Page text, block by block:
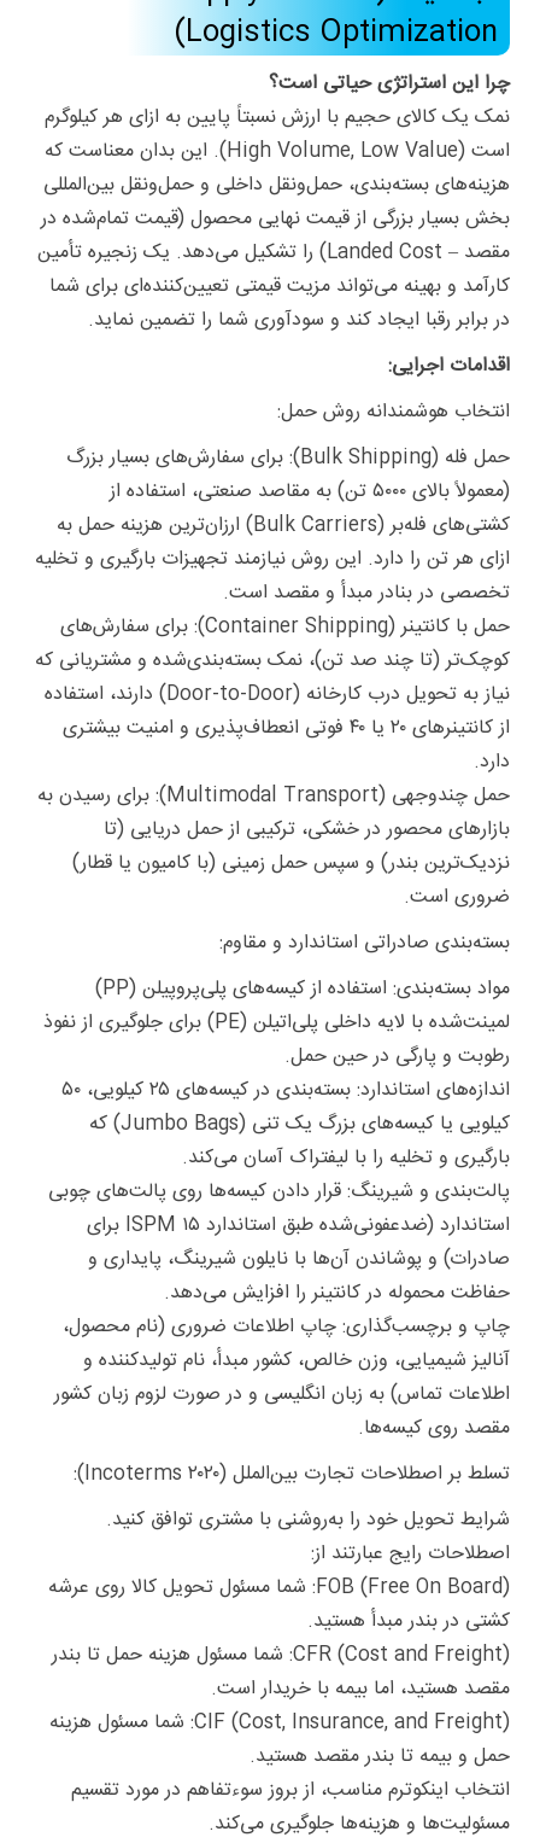
Logistics Optimization)
چرا این استراتژی حیاتی است؟
نمک یک کالای حجیم با ارزش نسبتاً پایین به ازای هر کیلوگرم
است (High Volume, Low Value). این بدان معناست که
هزینه‌های بسته‌بندی، حمل‌ونقل داخلی و حمل‌ونقل بین‌المللی
بخش بسیار بزرگی از قیمت نهایی محصول (قیمت تمام‌شده در
مقصد – Landed Cost) را تشکیل می‌دهد. یک زنجیره تأمین
کارآمد و بهینه می‌تواند مزیت قیمتی تعیین‌کننده‌ای برای شما
در برابر رقبا ایجاد کند و سودآوری شما را تضمین نماید.
اقدامات اجرایی:
انتخاب هوشمندانه روش حمل:
حمل فله (Bulk Shipping): برای سفارش‌های بسیار بزرگ
(معمولاً بالای ۵۰۰۰ تن) به مقاصد صنعتی، استفاده از
کشتی‌های فله‌بر (Bulk Carriers) ارزان‌ترین هزینه حمل به
ازای هر تن را دارد. این روش نیازمند تجهیزات بارگیری و تخلیه
تخصصی در بنادر مبدأ و مقصد است.
حمل با کانتینر (Container Shipping): برای سفارش‌های
کوچک‌تر (تا چند صد تن)، نمک بسته‌بندی‌شده و مشتریانی که
نیاز به تحویل درب کارخانه (Door-to-Door) دارند، استفاده
از کانتینرهای ۲۰ یا ۴۰ فوتی انعطاف‌پذیری و امنیت بیشتری
دارد.
حمل چندوجهی (Multimodal Transport): برای رسیدن به
بازارهای محصور در خشکی، ترکیبی از حمل دریایی (تا
نزدیک‌ترین بندر) و سپس حمل زمینی (با کامیون یا قطار)
ضروری است.
بسته‌بندی صادراتی استاندارد و مقاوم:
مواد بسته‌بندی: استفاده از کیسه‌های پلی‌پروپیلن (PP)
لمینت‌شده با لایه داخلی پلی‌اتیلن (PE) برای جلوگیری از نفوذ
رطوبت و پارگی در حین حمل.
اندازه‌های استاندارد: بسته‌بندی در کیسه‌های ۲۵ کیلویی، ۵۰
کیلویی یا کیسه‌های بزرگ یک تنی (Jumbo Bags) که
بارگیری و تخلیه را با لیفتراک آسان می‌کند.
پالت‌بندی و شیرینگ: قرار دادن کیسه‌ها روی پالت‌های چوبی
استاندارد (ضدعفونی‌شده طبق استاندارد ISPM ۱۵ برای
صادرات) و پوشاندن آن‌ها با نایلون شیرینگ، پایداری و
حفاظت محموله در کانتینر را افزایش می‌دهد.
چاپ و برچسب‌گذاری: چاپ اطلاعات ضروری (نام محصول،
آنالیز شیمیایی، وزن خالص، کشور مبدأ، نام تولیدکننده و
اطلاعات تماس) به زبان انگلیسی و در صورت لزوم زبان کشور
مقصد روی کیسه‌ها.
تسلط بر اصطلاحات تجارت بین‌الملل (Incoterms ۲۰۲۰):
شرایط تحویل خود را به‌روشنی با مشتری توافق کنید.
اصطلاحات رایج عبارتند از:
FOB (Free On Board): شما مسئول تحویل کالا روی عرشه
کشتی در بندر مبدأ هستید.
CFR (Cost and Freight): شما مسئول هزینه حمل تا بندر
مقصد هستید، اما بیمه با خریدار است.
CIF (Cost, Insurance, and Freight): شما مسئول هزینه
حمل و بیمه تا بندر مقصد هستید.
انتخاب اینکوترم مناسب، از بروز سوءتفاهم در مورد تقسیم
مسئولیت‌ها و هزینه‌ها جلوگیری می‌کند.